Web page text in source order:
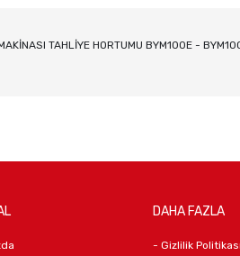
TAHLİYE HORTUMU BYM100E -
DAHA FAZLA
- Gizlilik Politikası